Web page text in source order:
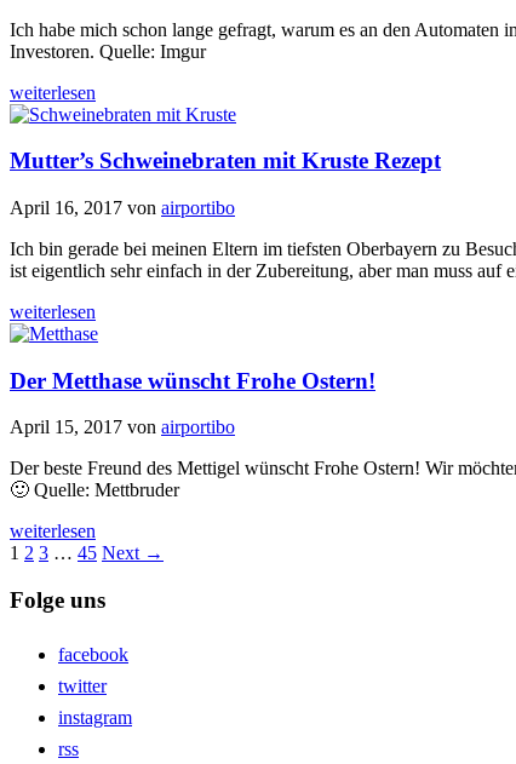
Ich habe mich schon lange gefragt, warum es an den
Investoren. Quelle: Imgur
weiterlesen
Mutter’s Schweinebraten mit Kruste Rezept
April 16, 2017 von airportibo
Ich bin gerade bei meinen Eltern im tiefsten Oberbayern zu
ist eigentlich sehr einfach in der Zubereitung, aber man muss
weiterlesen
Der Metthase wünscht Frohe Ostern!
April 15, 2017 von airportibo
Der beste Freund des Mettigel wünscht Frohe Ostern! Wir
🙂 Quelle: Mettbruder
weiterlesen
1 2 3 … 45 Next →
Folge uns
facebook
twitter
instagram
rss